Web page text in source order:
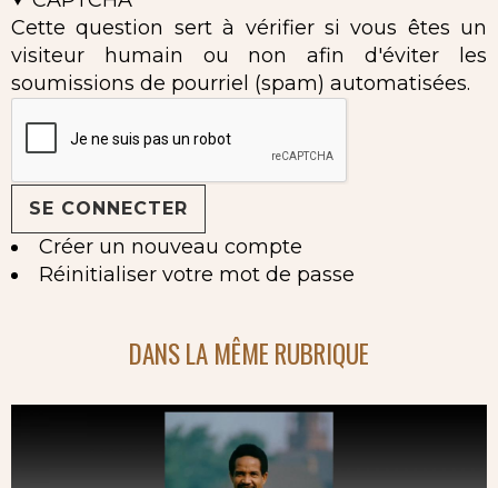
Cette question sert à vérifier si vous êtes un
visiteur humain ou non afin d'éviter les
soumissions de pourriel (spam) automatisées.
Créer un nouveau compte
Réinitialiser votre mot de passe
DANS LA MÊME RUBRIQUE